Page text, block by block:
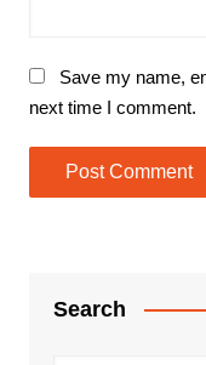
Save my name,
next time I comment.
Search